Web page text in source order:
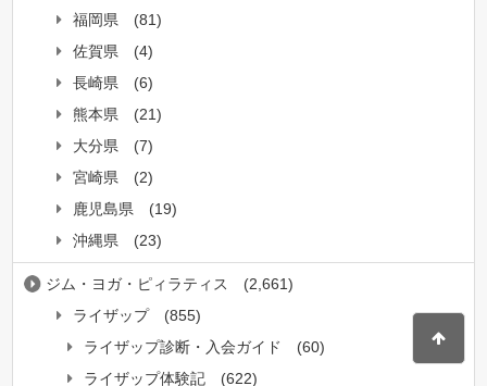
福岡県
(81)
佐賀県
(4)
長崎県
(6)
熊本県
(21)
大分県
(7)
宮崎県
(2)
鹿児島県
(19)
沖縄県
(23)
ジム・ヨガ・ピィラティス
(2,661)
ライザップ
(855)
ライザップ診断・入会ガイド
(60)
ライザップ体験記
(622)